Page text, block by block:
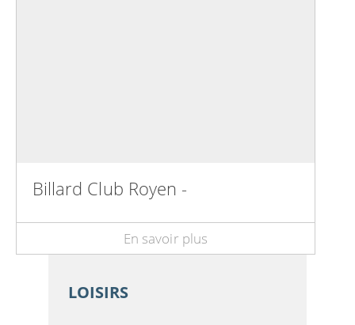
Billard Club Royen -
En savoir plus
LOISIRS